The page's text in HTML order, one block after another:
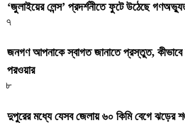
‘জুলাইয়ের লেন্স’ প্রদর্শনীতে ফুটে উঠেছে
৭
জনগণ আপনাকে স্বাগত জানাতে প্রস্তুত,
পরওয়ার
৮
দুপুরের মধ্যে যেসব জেলায় ৬০ কিমি বেগে ঝড়ের